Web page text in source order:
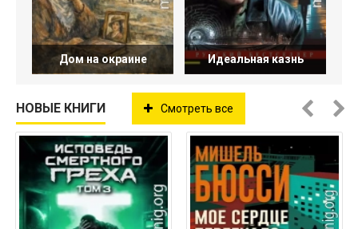
Дом на окраине Идеальная казнь
НОВЫЕ КНИГИ Смотреть все